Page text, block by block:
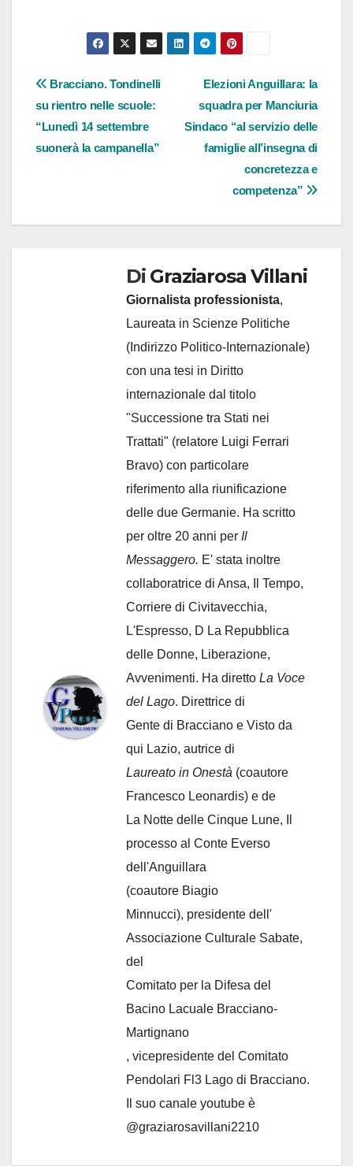
Navigazione
articoli
Elezioni Anguillara: la
squadra per Manciuria
Sindaco “al servizio delle
famiglie all’insegna di
concretezza e
competenza”
Bracciano. Tondinelli
su rientro nelle scuole:
“Lunedì 14 settembre
suonerà la campanella”
Di Graziarosa Villani
Giornalista professionista,
Laureata in Scienze Politiche
(Indirizzo Politico-Internazionale)
con una tesi in Diritto
internazionale dal titolo
"Successione tra Stati nei
Trattati" (relatore Luigi Ferrari
Bravo) con particolare
riferimento alla riunificazione
delle due Germanie. Ha scritto
per oltre 20 anni per Il
Messaggero. E' stata inoltre
collaboratrice di Ansa, Il Tempo,
Corriere di Civitavecchia,
L'Espresso, D La Repubblica
delle Donne, Liberazione,
Avvenimenti. Ha diretto La Voce
del Lago. Direttrice di
Gente di Bracciano e Visto da
qui Lazio, autrice di
Laureato in Onestà (coautore
Francesco Leonardis) e de
La Notte delle Cinque Lune, Il
processo al Conte Everso
dell'Anguillara
(coautore Biagio
Minnucci), presidente dell'
Associazione Culturale Sabate,
del
Comitato per la Difesa del
Bacino Lacuale Bracciano-
Martignano
, vicepresidente del Comitato
Pendolari Fl3 Lago di Bracciano.
Il suo canale youtube è
@graziarosavillani2210